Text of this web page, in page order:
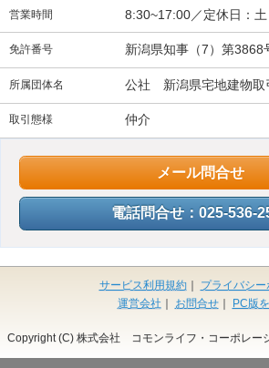
営業時間 8:30~17:00／定休日：
免許番号 新潟県知事（7）第3868
所属団体名 公社 新潟県宅地建物
取引態様 仲介
メール問合せ
電話問合せ：025-536-
サービス利用規約｜
プライバシー
運営会社 ｜ お問合せ｜ PC版
Copyright (C) 株式会社 コモンライフ・コーポレー